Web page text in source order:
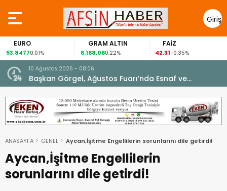
Giriş
Yap
EURO
53,84770,01%
GRAM ALTIN
6.168,060,22%
FAİZ
42,31-0,35%
10 Ağustos 2026 - 08:06
Başkan Görgel, Ağustos Fuarı’nda Esnaf ve
Vatandaşlarla Buluştu.
ANASAYFA GENEL Aycan,İşitme Engellilerin sorunlarını dile getirdi!
Aycan,İşitme Engellilerin
sorunlarını dile getirdi!